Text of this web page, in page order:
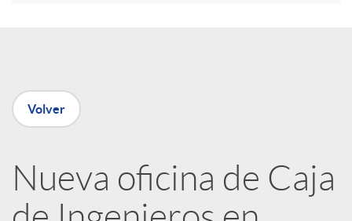
n
e
Volver
Nueva oficina de Caja